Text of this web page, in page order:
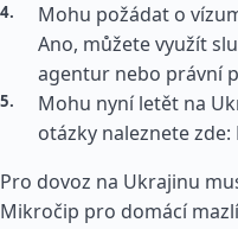
Mohu požádat o
Ano, můžete využít
agentur nebo právní
Mohu nyní letět na
otázky naleznete
Pro dovoz na Ukrajinu
Mikročip pro domácí